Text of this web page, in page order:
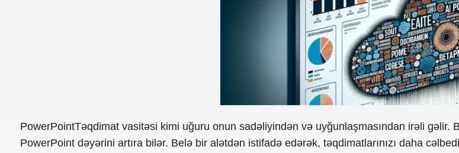
PowerPointTəqdimat vasitəsi kimi uğuru onun sadəliyindən və uyğunlaşmasından irəli
PowerPoint dəyərini artıra bilər. Belə bir alətdən istifadə edərək, təqdimatlarınızı daha